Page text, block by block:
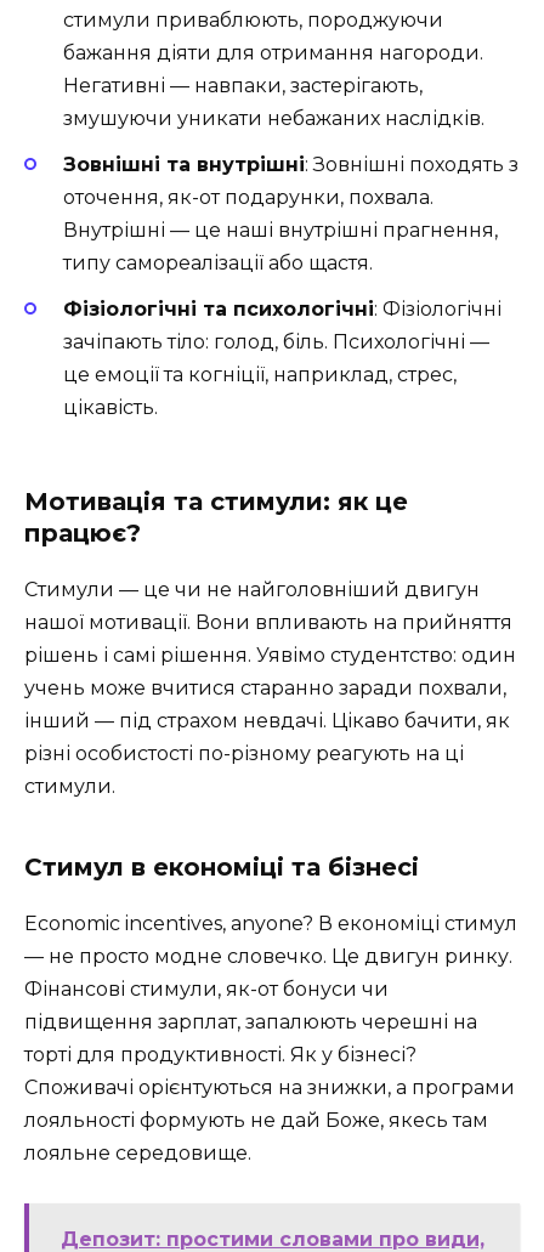
стимули приваблюють, породжуючи
бажання діяти для отримання нагороди.
Негативні — навпаки, застерігають,
змушуючи уникати небажаних наслідків.
Зовнішні та внутрішні: Зовнішні походять з
оточення, як-от подарунки, похвала.
Внутрішні — це наші внутрішні прагнення,
типу самореалізації або щастя.
Фізіологічні та психологічні: Фізіологічні
зачіпають тіло: голод, біль. Психологічні —
це емоції та когніції, наприклад, стрес,
цікавість.
Мотивація та стимули: як це
працює?
Стимули — це чи не найголовніший двигун
нашої мотивації. Вони впливають на прийняття
рішень і самі рішення. Уявімо студентство: один
учень може вчитися старанно заради похвали,
інший — під страхом невдачі. Цікаво бачити, як
різні особистості по-різному реагують на ці
стимули.
Стимул в економіці та бізнесі
Economic incentives, anyone? В економіці стимул
— не просто модне словечко. Це двигун ринку.
Фінансові стимули, як-от бонуси чи
підвищення зарплат, запалюють черешні на
торті для продуктивності. Як у бізнесі?
Споживачі орієнтуються на знижки, а програми
лояльності формують не дай Боже, якесь там
лояльне середовище.
Депозит: простими словами про види,